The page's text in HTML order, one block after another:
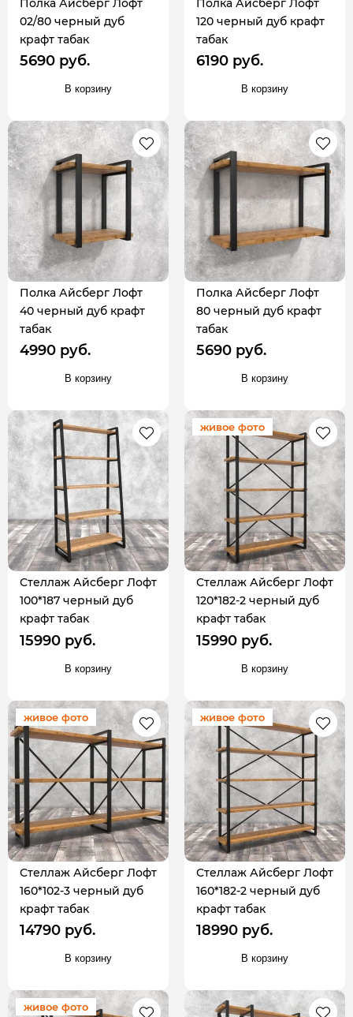
Полка Айсберг Лофт
02/80 черный дуб
крафт табак
5690 руб.
В корзину
Полка Айсберг Лофт
120 черный дуб крафт
табак
6190 руб.
В корзину
Полка Айсберг Лофт
40 черный дуб крафт
табак
4990 руб.
В корзину
Полка Айсберг Лофт
80 черный дуб крафт
табак
5690 руб.
В корзину
Стеллаж Айсберг Лофт
100*187 черный дуб
крафт табак
15990 руб.
В корзину
живое фото
Стеллаж Айсберг Лофт
120*182-2 черный дуб
крафт табак
15990 руб.
В корзину
живое фото
Стеллаж Айсберг Лофт
160*102-3 черный дуб
крафт табак
14790 руб.
В корзину
живое фото
Стеллаж Айсберг Лофт
160*182-2 черный дуб
крафт табак
18990 руб.
В корзину
живое фото